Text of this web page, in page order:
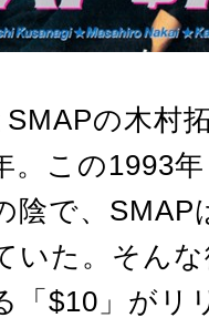
の木村
。この1993
陰で、SMAP
いた。そん
「$10」がリ